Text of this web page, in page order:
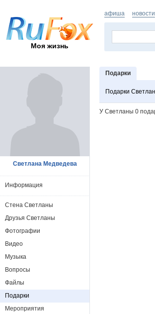
Моя жизнь
афиша новости
Подарки
Подарки
У Светланы 0
Светлана Медведева
Информация
Стена Светланы
Друзья Светланы
Фотографии
Видео
Музыка
Вопросы
Файлы
Подарки
Мероприятия